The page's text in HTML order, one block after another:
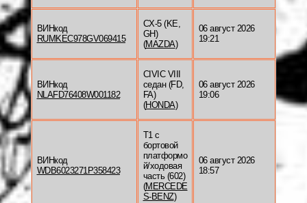
ВИНкод
RUMKEC978GV069415
CX-5 (KE,
GH)
(MAZDA)
06 август 2026
19:21
ВИНкод
NLAFD76408W001182
CIVIC VIII
седан (FD,
FA)
(HONDA)
06 август 2026
19:06
ВИНкод
WDB6023271P358423
T1 c
бортовой
платформо
й/ходовая
часть (602)
(MERCEDE
S-BENZ)
06 август 2026
18:57